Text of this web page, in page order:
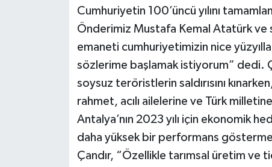
Cumhuriyetin 100’üncü yılını
Önderimiz Mustafa Kemal Atatürk ve
emaneti cumhuriyetimizin nice
sözlerime başlamak istiyorum” dedi.
soysuz teröristlerin saldırısını
rahmet, acılı ailelerine ve Türk
Antalya’nın 2023 yılı için ekonomik
daha yüksek bir performans
Çandır, “Özellikle tarımsal üretim